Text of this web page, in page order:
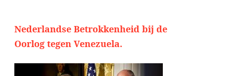
Nederlandse Betrokkenheid bij de
Oorlog tegen Venezuela.